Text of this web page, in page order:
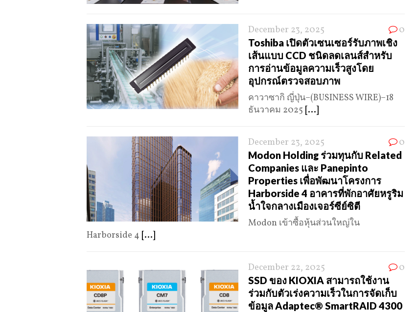
December 23, 2025 0
Toshiba เปิดตัวเซนเซอร์รับภาพเชิง
เส้นแบบ CCD ชนิดลดเลนส์สำหรับ
การอ่านข้อมูลความเร็วสูงโดย
อุปกรณ์ตรวจสอบภาพ
คาวาซากิ ญี่ปุ่น–(BUSINESS WIRE)–18
ธันวาคม 2025 [...]
December 23, 2025 0
Modon Holding ร่วมทุนกับ Related
Companies และ Panepinto
Properties เพื่อพัฒนาโครงการ
Harborside 4 อาคารที่พักอาศัยหรูริม
น้ำใจกลางเมืองเจอร์ซีย์ซิตี
Modon เข้าซื้อหุ้นส่วนใหญ่ใน
Harborside 4 [...]
December 22, 2025 0
SSD ของ KIOXIA สามารถใช้งาน
ร่วมกับตัวเร่งความเร็วในการจัดเก็บ
ข้อมูล Adaptec® SmartRAID 4300